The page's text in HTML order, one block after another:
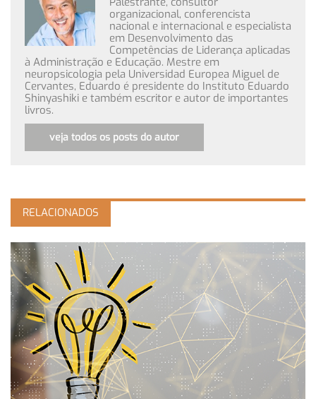
organizacional, conferencista
nacional e internacional e especialista
em Desenvolvimento das
Competências de Liderança aplicadas
à Administração e Educação. Mestre em
neuropsicologia pela Universidad Europea Miguel de
Cervantes, Eduardo é presidente do Instituto Eduardo
Shinyashiki e também escritor e autor de importantes
livros.
veja todos os posts do autor
RELACIONADOS